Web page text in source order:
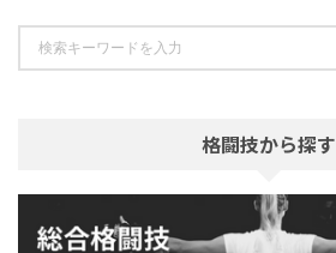
格闘技から探す